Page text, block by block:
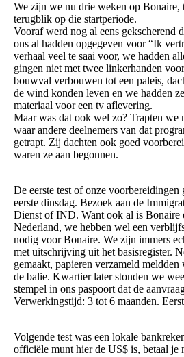
We zijn we nu drie weken op Bonaire,
terugblik op die startperiode.
Vooraf werd nog al eens gekscherend
ons al hadden opgegeven voor “Ik
verhaal veel te saai voor, we hadden
gingen niet met twee linkerhanden
bouwval verbouwen tot een paleis,
de wind konden leven en we hadden
materiaal voor een tv aflevering.
Maar was dat ook wel zo? Trapten we
waar andere deelnemers van dat
getrapt. Zij dachten ook goed
waren ze aan begonnen.
De eerste test of onze voorbereidingen
eerste dinsdag. Bezoek aan de
Dienst of IND. Want ook al is Bonaire
Nederland, we hebben wel een
nodig voor Bonaire. We zijn immers
met uitschrijving uit het basisregister.
gemaakt, papieren verzameld
de balie. Kwartier later stonden we
stempel in ons paspoort dat de
Verwerkingstijd: 3 tot 6 maanden.
Volgende test was een lokale
officiële munt hier de US$ is, betaal je